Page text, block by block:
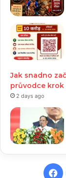
Jak snadno
průvodce krok
2 days ago